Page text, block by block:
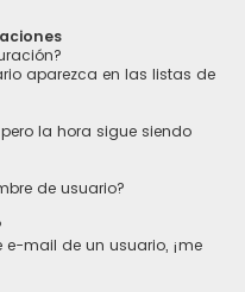
aparezca en las listas de
la hora sigue siendo
de usuario?
mail de un usuario, ¡me